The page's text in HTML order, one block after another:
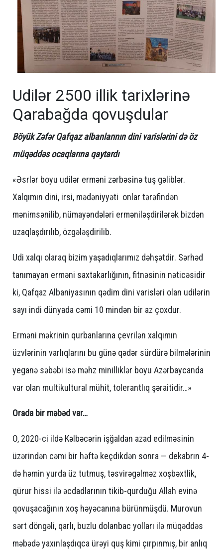
Udilər 2500 illik tarixlərinə
Qarabağda qovuşdular
Böyük Zəfər Qafqaz albanlarının dini varislərini də öz
müqəddəs ocaqlarına qaytardı
«Əsrlər boyu udilər erməni zərbəsinə tuş gəliblər.
Xalqımın dini, irsi, mədəniyyəti onlar tərəfindən
mənimsənilib, nümayəndələri erməniləşdirilərək bizdən
uzaqlaşdırılıb, özgələşdirilib.
Udi xalqı olaraq bizim yaşadıqlarımız dəhşətdir. Sərhəd
tanımayan erməni saxtakarlığının, fitnəsinin nəticəsidir
ki, Qafqaz Albaniyasının qədim dini varisləri olan udilərin
sayı indi dünyada cəmi 10 mindən bir az çoxdur.
Erməni məkrinin qurbanlarına çevrilən xalqımın
üzvlərinin varlıqlarını bu günə qədər sürdürə bilmələrinin
yeganə səbəbi isə məhz minilliklər boyu Azərbaycanda
var olan multikultural mühit, tolerantlıq şəraitidir…»
Orada bir məbəd var…
O, 2020-ci ildə Kəlbəcərin işğaldan azad edilməsinin
üzərindən cəmi bir həftə keçdikdən sonra — dekabrın 4-
də həmin yurda üz tutmuş, təsvirəgəlməz xoşbəxtlik,
qürur hissi ilə əcdadlarının tikib-qurduğu Allah evinə
qovuşacağının xoş həyəcanına bürünmüşdü. Murovun
sərt döngəli, qarlı, buzlu dolanbac yolları ilə müqəddəs
məbədə yaxınlaşdıqca ürəyi quş kimi çırpınmış, bir anlıq